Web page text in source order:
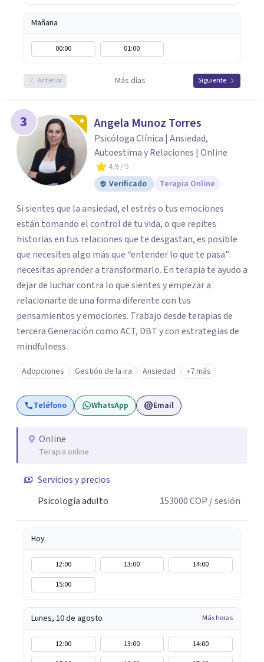
Mañana
00:00 01:00
Anterior Más días Siguiente
3 Angela Munoz Torres
Psicóloga Clínica | Ansiedad,
Autoestima y Relaciones | Online
4.9/ 5
Verificado
Terapia Online
Si sientes que la ansiedad, el estrés o tus emociones
están tomando el control de tu vida, o que repites
historias en tus relaciones que te desgastan, es posible
que necesites algo más que “entender lo que te pasa”:
necesitas aprender a transformarlo. En terapia te ayudo a
dejar de luchar contra lo que sientes y empezar a
relacionarte de una forma diferente con tus
pensamientos y emociones. Trabajo desde terapias de
tercera Generación como ACT, DBT y con estrategias de
mindfulness.
Adopciones Gestión de la ira Ansiedad +7 más
Teléfono WhatsApp Email
Online
Terapia online
Servicios y precios
Psicología adulto
153000COP / sesión
Hoy
12:00 13:00
14:00
15:00
Lunes, 10 de agosto Más horas
12:00 13:00
14:00